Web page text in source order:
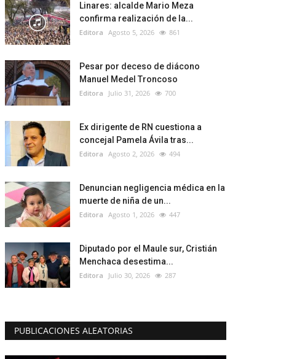
Linares: alcalde Mario Meza
confirma realización de la...
Editora Agosto 5, 2026 861
Pesar por deceso de diácono
Manuel Medel Troncoso
Editora Julio 31, 2026 700
Ex dirigente de RN cuestiona a
concejal Pamela Ávila tras...
Editora Agosto 2, 2026 494
Denuncian negligencia médica en la
muerte de niña de un...
Editora Agosto 1, 2026 447
Diputado por el Maule sur, Cristián
Menchaca desestima...
Editora Julio 30, 2026 287
PUBLICACIONES ALEATORIAS